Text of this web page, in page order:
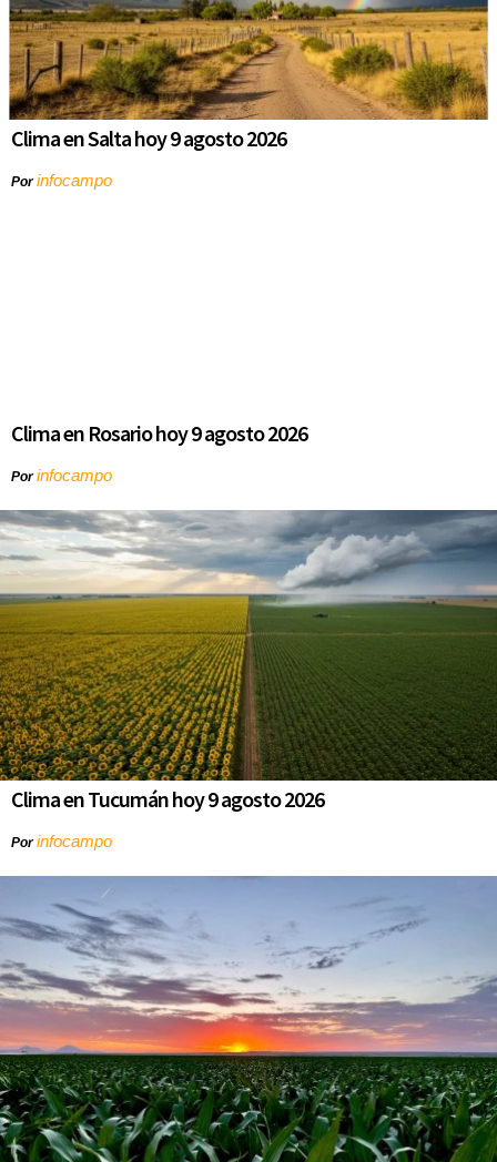
Clima en Salta hoy 9 agosto 2026
Porinfocampo
Clima en Rosario hoy 9 agosto 2026
Porinfocampo
Clima en Tucumán hoy 9 agosto 2026
Porinfocampo